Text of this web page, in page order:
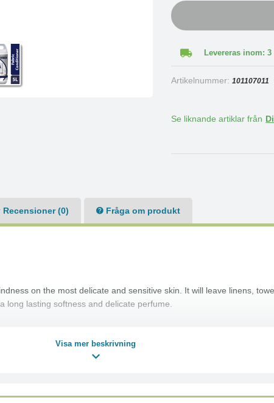
Levereras inom:
Artikelnummer:101107011
Se liknande artiklar från
Recensioner (0) Fråga om produkt
on the most delicate and sensitive skin. It will leave linens,
long lasting softness and delicate perfume.
Visa mer beskrivning